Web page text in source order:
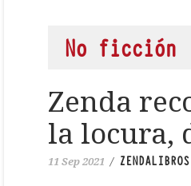
No ficción
Zenda
la locura,
11 Sep 2021 /